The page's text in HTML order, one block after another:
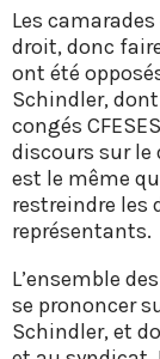
Les
droit, donc
ont été
Schindler, dont
congés
discours sur le
est le même
restreindre les
représentants.
L’ensemble
se prononcer
Schindler, et